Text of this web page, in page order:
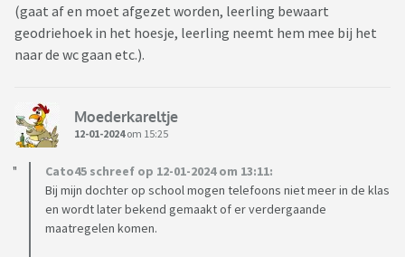
(gaat af en moet afgezet worden, leerling bewaart
geodriehoek in het hoesje, leerling neemt hem mee bij het
naar de wc gaan etc.).
Moederkareltje
12-01-2024om 15:25
Cato45 schreef op 12-01-2024 om 13:11:
Bij mijn dochter op school mogen telefoons niet meer in de klas
en wordt later bekend gemaakt of er verdergaande
maatregelen komen.